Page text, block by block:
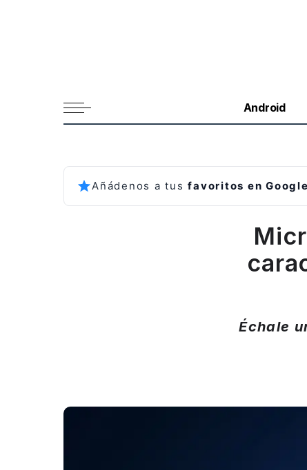
Android
Añádenos a tusfavoritos en Google
Échale